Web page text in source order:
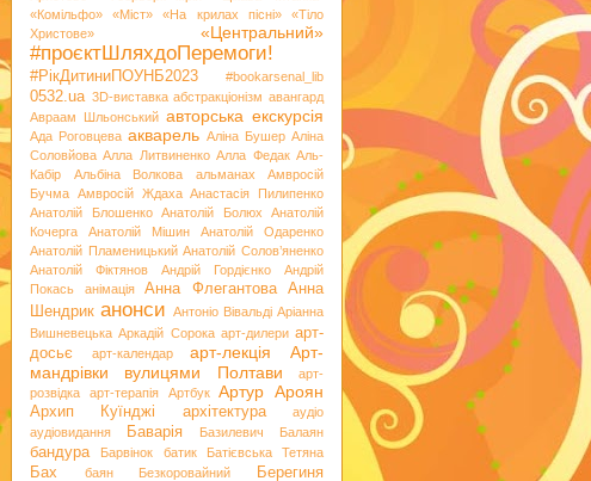
«Комільфо»
«Міст» «На крилах пісні»
«Тіло
Христове»
«Центральний»
#проєктШляхдоПеремоги!
#РікДитиниПОУНБ2023 #bookarsenal_lib
0532.ua 3D-виставка абстракціонізм авангард
Авраам Шльонський авторська екскурсія
Ада Роговцева акварель Аліна Бушер Аліна
Соловйова Алла Литвиненко Алла Федак Аль-
Кабір
Альбіна Волкова альманах
Амвросій
Бучма Амвросій Ждаха Анастасія Пилипенко
Анатолій Блошенко
Анатолій Болюх
Анатолій
Кочерга
Анатолій Мішин
Анатолій Одаренко
Анатолій Пламеницький Анатолій Солов’яненко
Анатолій Фіктянов
Андрій Гордієнко
Андрій
Покась
анімація Анна Флегантова
Анна
Шендрик анонси Антоніо Вівальді Аріанна
Вишневецька Аркадій Сорока арт-дилери арт-
досьє
арт-календар арт-лекція
Арт-
мандрівки вулицями Полтави
арт-
розвідка
арт-терапія Артбук Артур Ароян
Архип Куїнджі архітектура
аудіо
аудіовидання
Баварія Базилевич Балаян
бандура Барвінок батик Батієвська Тетяна
Бах баян Безкоровайний Берегиня